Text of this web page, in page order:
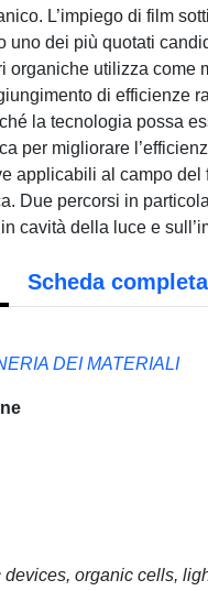
L’impiego di film
uno dei più quotati
organiche utilizza come
di efficienze
la tecnologia possa
per migliorare
applicabili al campo
Due percorsi in
cavità della luce e
Scheda completa
DEI MATERIALI
organic cells,